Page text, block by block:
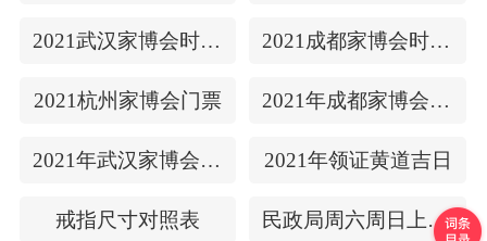
2021武汉家博会时间表 2021成都家博会时间表
2021杭州家博会门票 2021年成都家博会门票
2021年武汉家博会门票 2021年领证黄道吉日
戒指尺寸对照表 民政局周六周日上班吗